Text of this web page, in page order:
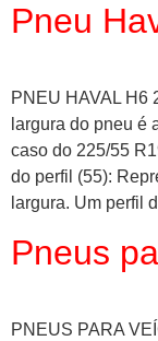
Pneu
PNEU HAVAL H6
largura do pneu é
caso do 225/55
do perfil (55):
largura. Um perfil
Pneus
PNEUS PARA